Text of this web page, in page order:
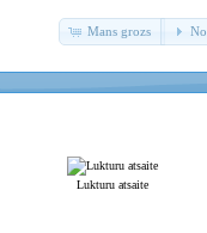
Mans grozs
Lukturu atsaite